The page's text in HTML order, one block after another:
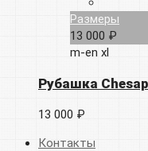
Размеры
13 000 ₽
m-en xl
Рубашка
13 000 ₽
Контакты